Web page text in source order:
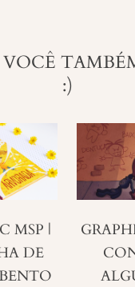
:)
MSP |
DE